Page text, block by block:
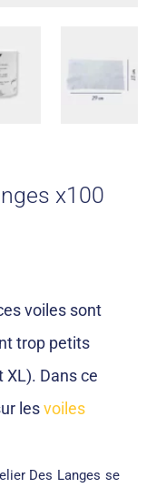
x100
voiles sont
trop petits
XL). Dans ce
lesvoiles
Des Langes se